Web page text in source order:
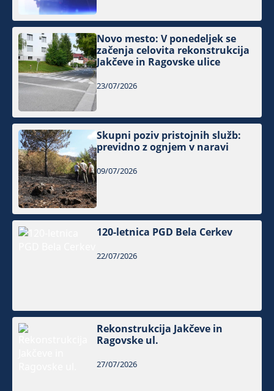
Novo mesto: V ponedeljek se
začenja celovita rekonstrukcija
Jakčeve in Ragovske ulice
23/07/2026
Skupni poziv pristojnih služb:
previdno z ognjem v naravi
09/07/2026
120-letnica PGD Bela Cerkev
22/07/2026
Rekonstrukcija Jakčeve in
Ragovske ul.
27/07/2026